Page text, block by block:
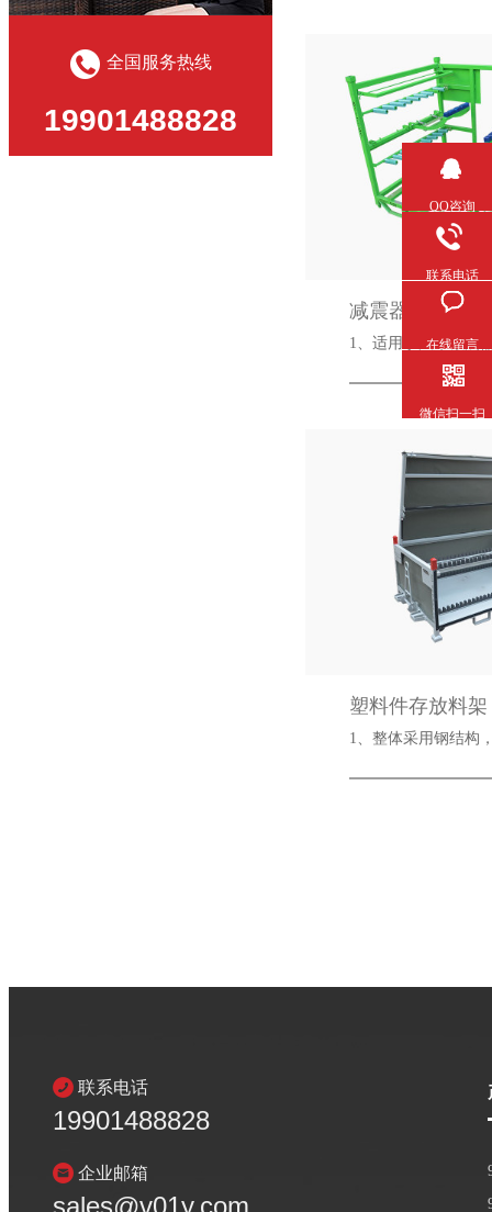
减震器料架
1、适用于汽车减
塑料件存放料架
1、整体采用钢结构
全国服务热线
19901488828
联系电话
19901488828
企业邮箱
QQ咨询
联系电话
在线留言
微信扫一扫